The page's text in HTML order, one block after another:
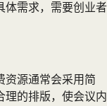
体需求，需要创业者
资源通常会采用简
理的排版，使会议内